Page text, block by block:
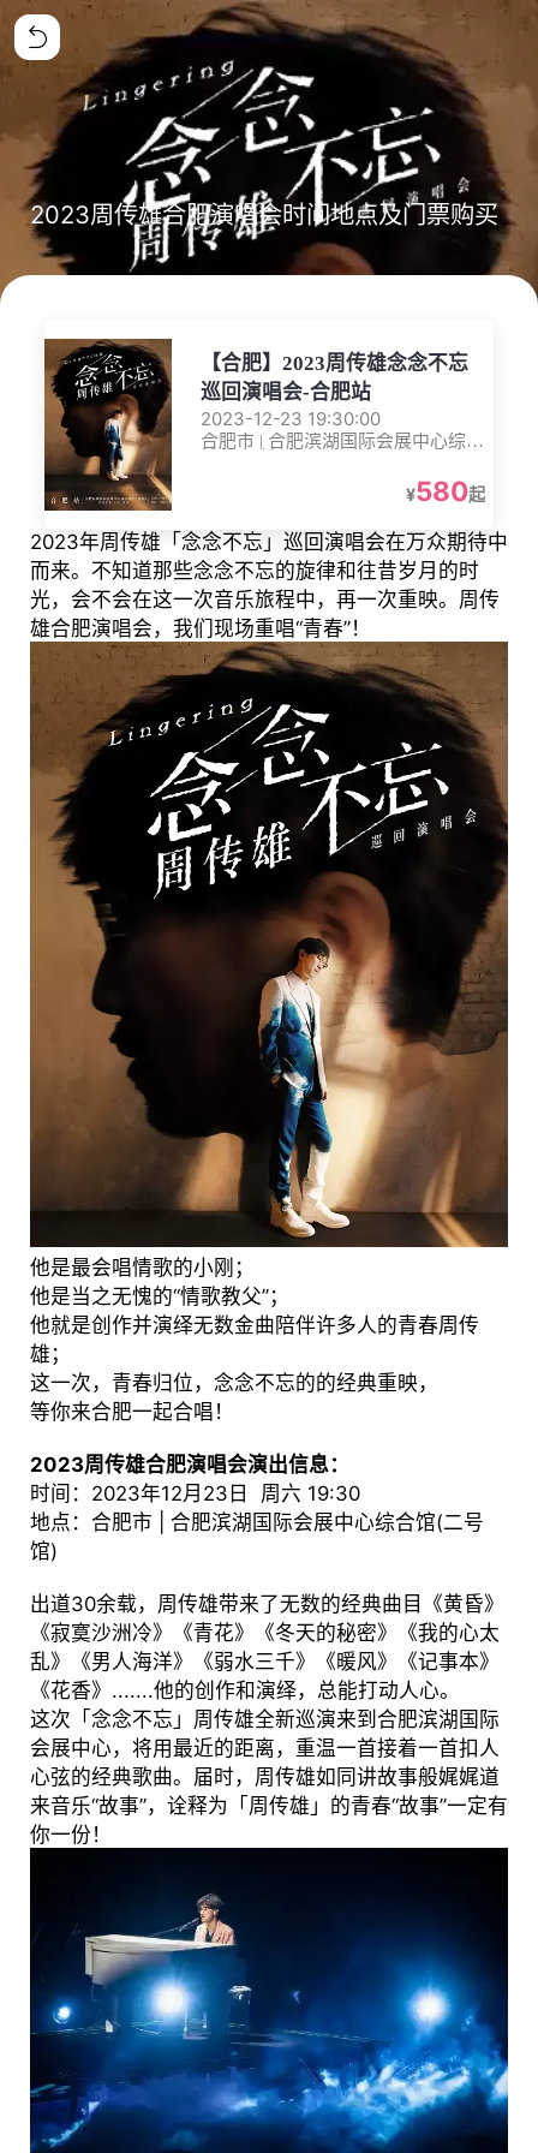
2023周传雄合肥演唱会时间地点及门票购买
【合肥】2023周传雄念念不忘
巡回演唱会-合肥站
2023-12-23 19:30:00
合肥市 | 合肥滨湖国际会展中心综合
¥580起
2023年周传雄「念念不忘」巡回演唱会在万众期待中
而来。不知道那些念念不忘的旋律和往昔岁月的时
光，会不会在这一次音乐旅程中，再一次重映。周传
雄合肥演唱会，我们现场重唱“青春”！
他是最会唱情歌的小刚；
他是当之无愧的“情歌教父”；
他就是创作并演绎无数金曲陪伴许多人的青春周传
雄；
这一次，青春归位，念念不忘的的经典重映，
等你来合肥一起合唱！
2023周传雄合肥演唱会演出信息：
时间：2023年12月23日 周六 19:30
地点：合肥市 | 合肥滨湖国际会展中心综合馆(二号
馆)
出道30余载，周传雄带来了无数的经典曲目《黄昏》
《寂寞沙洲冷》《青花》《冬天的秘密》《我的心太
乱》《男人海洋》《弱水三千》《暖风》《记事本》
《花香》.......他的创作和演绎，总能打动人心。
这次「念念不忘」周传雄全新巡演来到合肥滨湖国际
会展中心，将用最近的距离，重温一首接着一首扣人
心弦的经典歌曲。届时，周传雄如同讲故事般娓娓道
来音乐“故事”，诠释为「周传雄」的青春“故事”一定有
你一份！